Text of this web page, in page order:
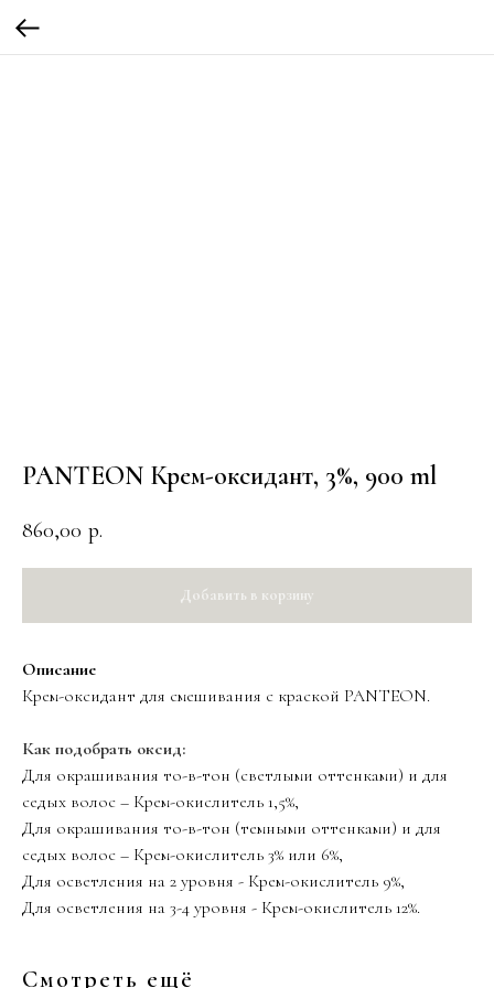
PANTEON Крем-оксидант, 3%, 900 ml
860,00 р.
Добавить в корзину
Описание
Крем-оксидант для смешивания с краской PANTEON.
Как подобрать оксид:
Для окрашивания то-в-тон (светлыми оттенками) и для
седых волос – Крем-окислитель 1,5%,
Для окрашивания то-в-тон (темными оттенками) и для
седых волос – Крем-окислитель 3% или 6%,
Для осветления на 2 уровня - Крем-окислитель 9%,
Для осветления на 3-4 уровня - Крем-окислитель 12%.
Смотреть ещё